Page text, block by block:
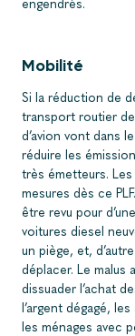
engendrés.
Mobilité
Si la réduction de
transport routier de
d’avion vont dans
réduire les
très émetteurs.
mesures dès ce
être revu pour
voitures diesel
un piège, et,
déplacer. Le
dissuader l’achat
l’argent dégagé,
les ménages avec